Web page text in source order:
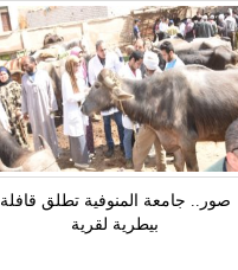
صور.. جامعة المنوفية تطلق قافلة
بيطرية لقرية